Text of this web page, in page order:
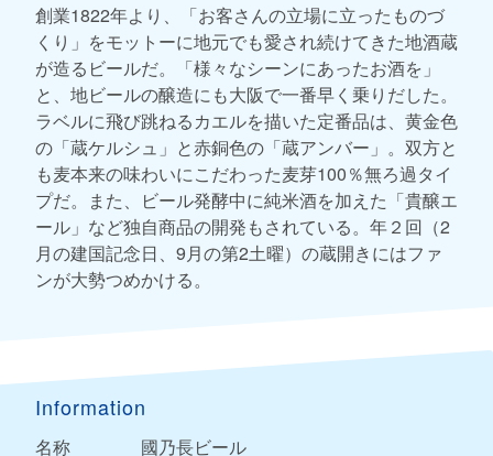
創業1822年より、「お客さんの立場に立ったものづ
くり」をモットーに地元でも愛され続けてきた地酒蔵
が造るビールだ。「様々なシーンにあったお酒を」
と、地ビールの醸造にも大阪で一番早く乗りだした。
ラベルに飛び跳ねるカエルを描いた定番品は、黄金色
の「蔵ケルシュ」と赤銅色の「蔵アンバー」。双方と
も麦本来の味わいにこだわった麦芽100％無ろ過タイ
プだ。また、ビール発酵中に純米酒を加えた「貴醸エ
ール」など独自商品の開発もされている。年２回（2
月の建国記念日、9月の第2土曜）の蔵開きにはファ
ンが大勢つめかける。
Information
名称
國乃長ビール